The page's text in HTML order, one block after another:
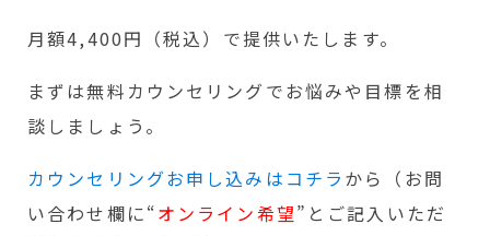
月額4,400円（税込）で提供いたします。
まずは無料カウンセリングでお悩みや目標を相
談しましょう。
カウンセリングお申し込みはコチラ から（お問
い合わせ欄に“オンライン希望”とご記入いただ